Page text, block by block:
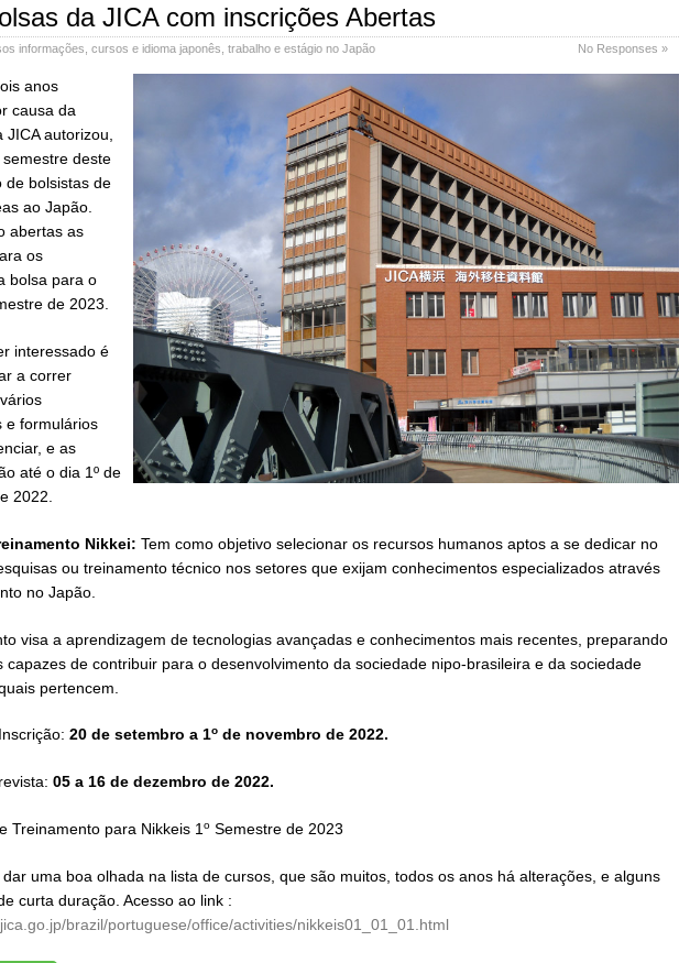
da JICA com inscrições Abertas
informações cursos e idioma japonês trabalho e estágio no Japão No Responses »
anos
causa da
JICA autorizou,
deste
de bolsistas de
ao Japão.
abertas as
os
bolsa para o
de 2023.
interessado é
a correr
e formulários
e as
até o dia 1º de
2022.
Nikkei: Tem como objetivo selecionar os recursos humanos aptos a se dedicar no
ou treinamento técnico nos setores que exijam conhecimentos especializados através
no Japão.
visa a aprendizagem de tecnologias avançadas e conhecimentos mais recentes, preparando
capazes de contribuir para o desenvolvimento da sociedade nipo-brasileira e da sociedade
pertencem.
20 de setembro a 1o de novembro de 2022.
05 a 16 de dezembro de 2022.
Treinamento para Nikkeis 1 o Semestre de 2023
dar uma boa olhada na lista de cursos, que são muitos, todos os anos há alterações, e alguns
curta duração. Acesso ao link :
brazil/portuguese/office/activities/nikkeis01_01_01.html